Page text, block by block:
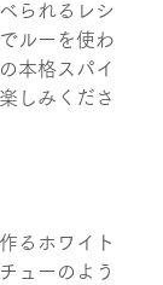
られるレシ
ルーを使わ
本格スパイ
しみくださ
るホワイト
ューのよう